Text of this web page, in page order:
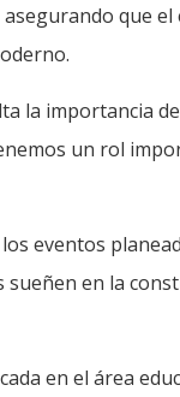
que
la importancia
un rol
eventos
en la
en el área